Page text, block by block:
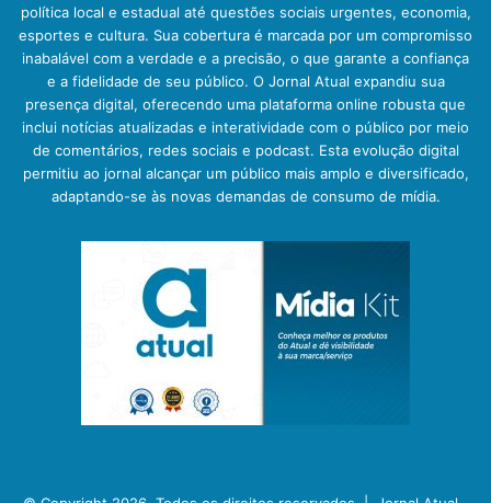
política local e estadual até questões sociais urgentes, economia,
esportes e cultura. Sua cobertura é marcada por um compromisso
inabalável com a verdade e a precisão, o que garante a confiança
e a fidelidade de seu público. O Jornal Atual expandiu sua
presença digital, oferecendo uma plataforma online robusta que
inclui notícias atualizadas e interatividade com o público por meio
de comentários, redes sociais e podcast. Esta evolução digital
permitiu ao jornal alcançar um público mais amplo e diversificado,
adaptando-se às novas demandas de consumo de mídia.